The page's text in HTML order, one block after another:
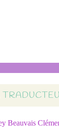
Beauvais